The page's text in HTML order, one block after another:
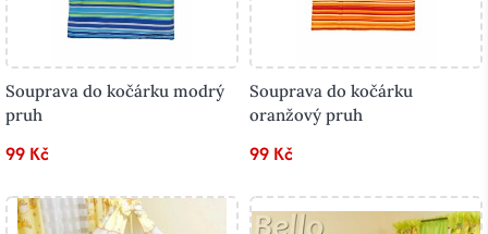
Souprava do kočárku modrý
pruh
99 Kč
Souprava do kočárku
oranžový pruh
99 Kč